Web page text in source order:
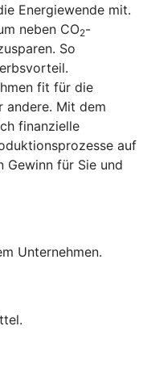
Energiewende mit.
neben CO2-
So
fit für die
andere. Mit dem
finanzielle
auf
Gewinn für Sie und
Unternehmen.